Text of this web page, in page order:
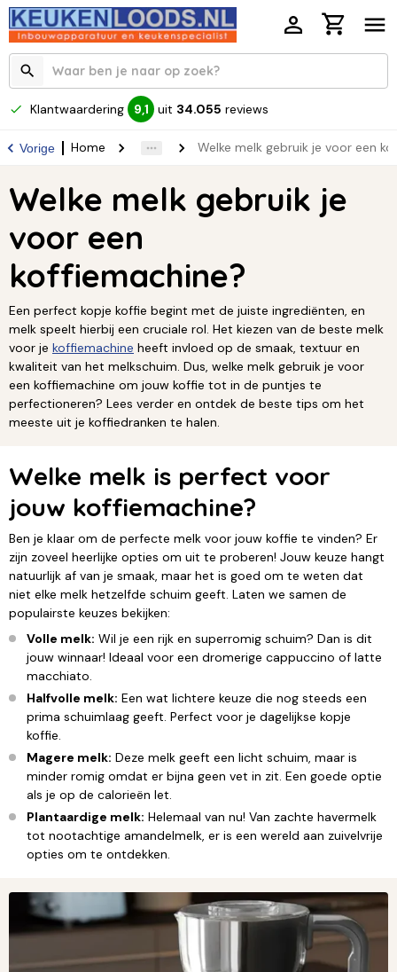
Klantwaardering 9,1 uit 34.055 reviews
Vorige Home Welke melk gebruik je voor een
Welke melk gebruik je
voor een
koffiemachine?
Een perfect kopje koffie begint met de juiste ingrediënten, en
melk speelt hierbij een cruciale rol. Het kiezen van de beste melk
voor je koffiemachine heeft invloed op de smaak, textuur en
kwaliteit van het melkschuim. Dus, welke melk gebruik je voor
een koffiemachine om jouw koffie tot in de puntjes te
perfectioneren? Lees verder en ontdek de beste tips om het
meeste uit je koffiedranken te halen.
Welke melk is perfect voor
jouw koffiemachine?
Ben je klaar om de perfecte melk voor jouw koffie te vinden? Er
zijn zoveel heerlijke opties om uit te proberen! Jouw keuze hangt
natuurlijk af van je smaak, maar het is goed om te weten dat
niet elke melk hetzelfde schuim geeft. Laten we samen de
populairste keuzes bekijken:
Volle melk: Wil je een rijk en superromig schuim? Dan is dit
jouw winnaar! Ideaal voor een dromerige cappuccino of latte
macchiato.
Halfvolle melk: Een wat lichtere keuze die nog steeds een
prima schuimlaag geeft. Perfect voor je dagelijkse kopje
koffie.
Magere melk: Deze melk geeft een licht schuim, maar is
minder romig omdat er bijna geen vet in zit. Een goede optie
als je op de calorieën let.
Plantaardige melk: Helemaal van nu! Van zachte havermelk
tot nootachtige amandelmelk, er is een wereld aan zuivelvrije
opties om te ontdekken.